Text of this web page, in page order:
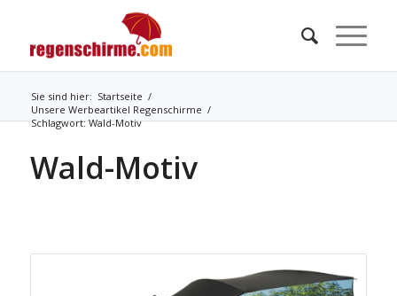
Sie sind hier: Startseite /
Unsere Werbeartikel Regenschirme /
Schlagwort: Wald-Motiv
Wald-Motiv